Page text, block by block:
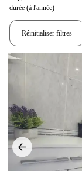
durée (à l'année)
Réinitialiser filtres